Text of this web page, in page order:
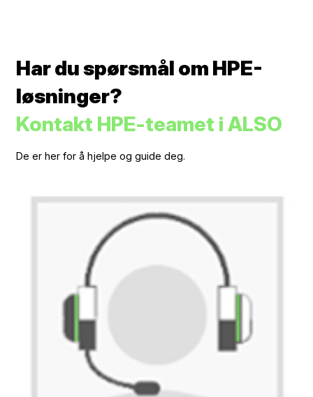
Har du spørsmål om HPE-
løsninger?
Kontakt HPE-teamet i ALSO
De er her for å hjelpe og guide deg.